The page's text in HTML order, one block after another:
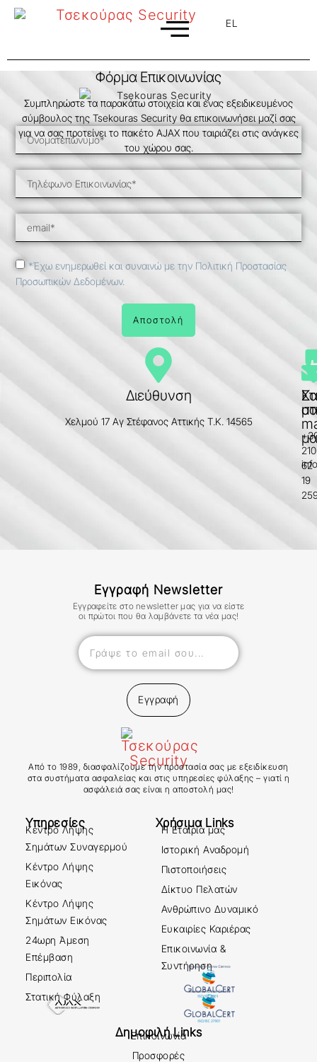
EL
EN
Φόρμα Επικοινωνίας
Συμπληρώστε τα παρακάτω στοιχεία και ένας εξειδικευμένος
σύμβουλος της Tsekouras Security θα επικοινωνήσει μαζί σας
για να σας προτείνει το πακέτο AJAX που ταιριάζει στις ανάγκες
του χώρου σας.
*Έχω ενημερωθεί και συναινώ με την Πολιτική Προστασίας
Προσωπικών Δεδομένων.
Αποστολή
Διεύθυνση
Χελμού 17 Αγ Στέφανος Αττικής Τ.Κ. 14565
210
62
19
Εγγραφή Newsletter
Εγγραφείτε στο newsletter μας για να είστε
οι πρώτοι που θα λαμβάνετε τα νέα μας!
Εγγραφή
Από το 1989, διασφαλίζουμε την προστασία σας με εξειδίκευση
στα συστήματα ασφαλείας και στις υπηρεσίες φύλαξης – γιατί η
ασφάλειά σας είναι η αποστολή μας!
Υπηρεσίες
Κέντρο Λήψης
Σημάτων Συναγερμού
Κέντρο Λήψης
Εικόνας
Κέντρο Λήψης
Σημάτων Εικόνας
24ωρη Άμεση
Επέμβαση
Περιπολία
Στατική Φύλαξη
Χρήσιμα Links
Η Εταιρία μας
Ιστορική Αναδρομή
Πιστοποιήσεις
Δίκτυο Πελατών
Ανθρώπινο Δυναμικό
Ευκαιρίες Καριέρας
Επικοινωνία &
Συντήρηση
Δημοφιλή Links
Επικοινωνία
Προσφορές